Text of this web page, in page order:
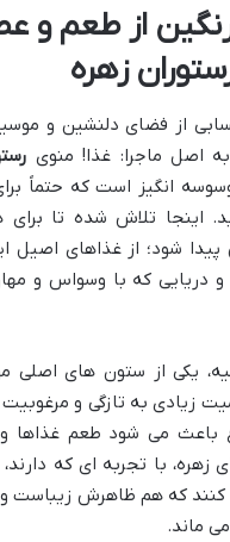
از طعم و
زهره
از فضای دلنشین و
اصل ماجرا: غذا! منوی
انگیز است که حتماً
اینجا تلاش شده تا برای
شود؛ از غذاهای اصیل
و دریایی که با وسواس و
یکی از ستون های اصلی
زیادی به تازگی و مرغوبیت
می شود طعم غذاها
زهره، با تجربه ای که
کنند که هم ظاهرش
ماند.